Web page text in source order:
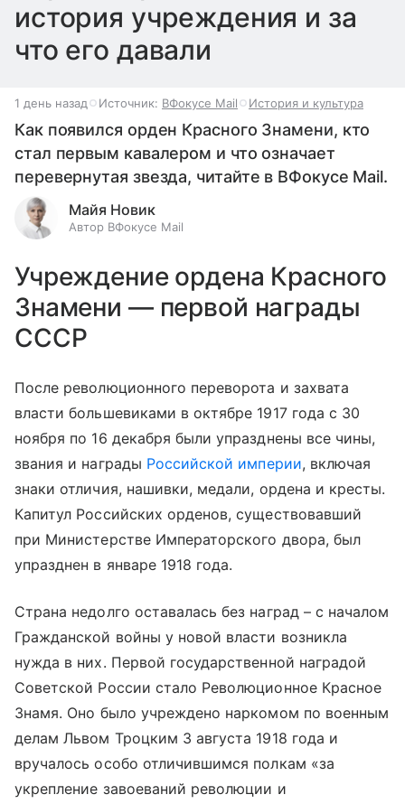
история учреждения и за
что его давали
1 день назад Источник: ВФокусе Mail История и культура
Как появился орден Красного Знамени, кто
стал первым кавалером и что означает
перевернутая звезда, читайте в ВФокусе Mail.
Майя Новик
Автор ВФокусе Mail
Учреждение ордена Красного
Знамени — первой награды
СССР
После революционного переворота и захвата
власти большевиками в октябре 1917 года с 30
ноября по 16 декабря были упразднены все чины,
звания и награды Российской империи, включая
знаки отличия, нашивки, медали, ордена и кресты.
Капитул Российских орденов, существовавший
при Министерстве Императорского двора, был
упразднен в январе 1918 года.
Страна недолго оставалась без наград – с началом
Гражданской войны у новой власти возникла
нужда в них. Первой государственной наградой
Советской России стало Революционное Красное
Знамя. Оно было учреждено наркомом по военным
делам Львом Троцким 3 августа 1918 года и
вручалось особо отличившимся полкам «за
укрепление завоеваний революции и